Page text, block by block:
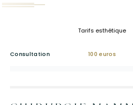
Tarifs esthétique
Consultation 100 euros